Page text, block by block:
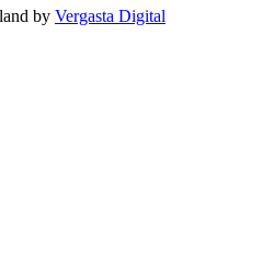
by Vergasta Digital